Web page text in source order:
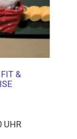
&
UHR